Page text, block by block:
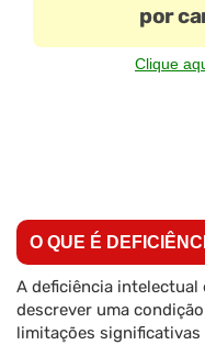
por
Clique
O QUE É
A deficiência
descrever uma
limitações